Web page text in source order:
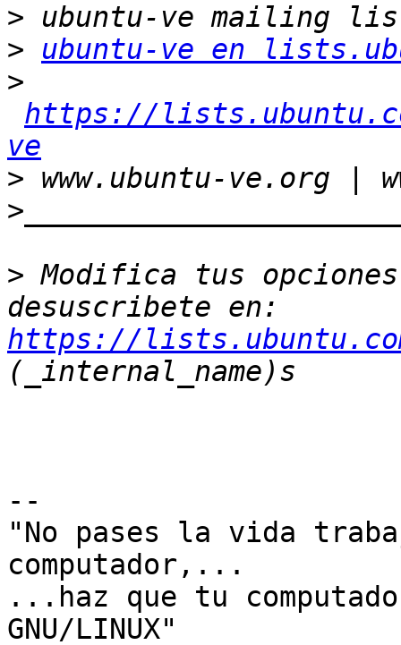
>
>
ubuntu-ve en
>
https://
ve
>
>
> Modifica tus
https://
--
"No pases la vida
computador,...
...haz que tu
GNU/LINUX"